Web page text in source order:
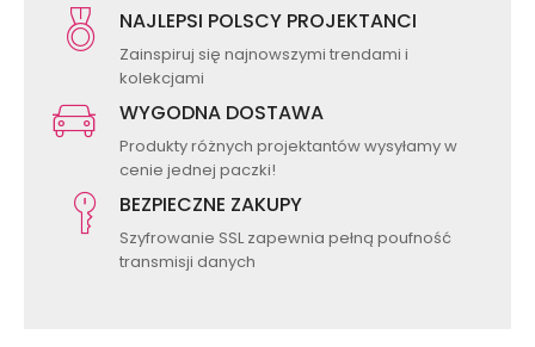
NAJLEPSI POLSCY PROJEKTANCI
Zainspiruj się najnowszymi trendami i
kolekcjami
WYGODNA DOSTAWA
Produkty różnych projektantów wysyłamy w
cenie jednej paczki!
BEZPIECZNE ZAKUPY
Szyfrowanie SSL zapewnia pełną poufność
transmisji danych